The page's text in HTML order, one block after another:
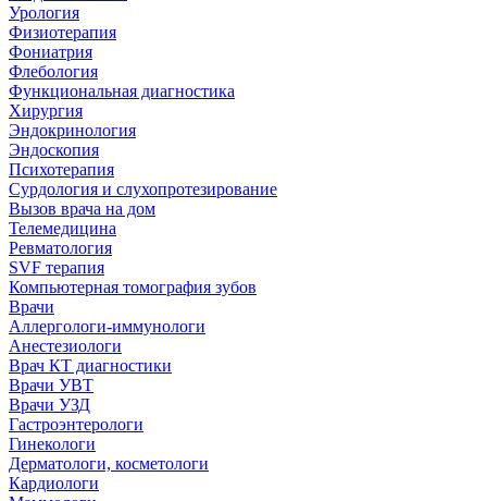
Урология
Физиотерапия
Фониатрия
Флебология
Функциональная диагностика
Хирургия
Эндокринология
Эндоскопия
Психотерапия
Сурдология и слухопротезирование
Вызов врача на дом
Телемедицина
Ревматология
SVF терапия
Компьютерная томография зубов
Врачи
Аллергологи-иммунологи
Анестезиологи
Врач КТ диагностики
Врачи УВТ
Врачи УЗД
Гастроэнтерологи
Гинекологи
Дерматологи, косметологи
Кардиологи